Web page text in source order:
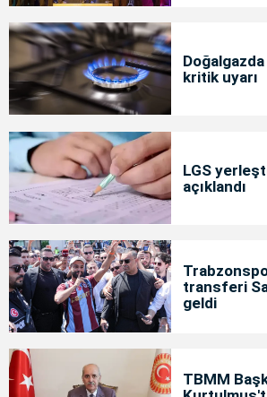
Doğalgazda
kritik uyarı
LGS
açıklandı
transferi
geldi
TBMM